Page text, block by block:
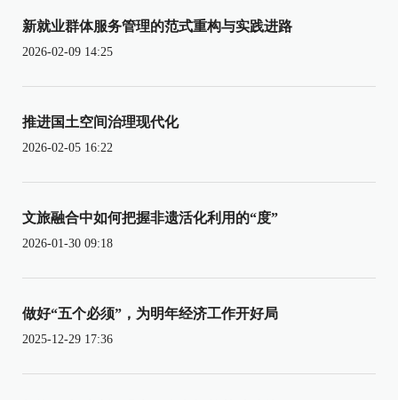
新就业群体服务管理的范式重构与实践进路
2026-02-09 14:25
推进国土空间治理现代化
2026-02-05 16:22
文旅融合中如何把握非遗活化利用的“度”
2026-01-30 09:18
做好“五个必须”，为明年经济工作开好局
2025-12-29 17:36